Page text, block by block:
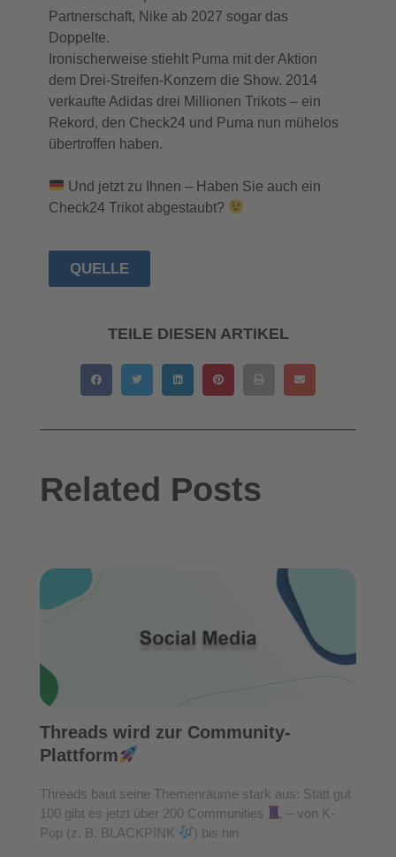
Partnerschaft, Nike ab 2027 sogar das
Doppelte.
Ironischerweise stiehlt Puma mit der Aktion
dem Drei-Streifen-Konzern die Show. 2014
verkaufte Adidas drei Millionen Trikots – ein
Rekord, den Check24 und Puma nun mühelos
übertroffen haben.
Und jetzt zu Ihnen – Haben Sie auch ein
Check24 Trikot abgestaubt?
QUELLE
TEILE DIESEN ARTIKEL
Related Posts
Threads wird zur Community-
Plattform
Threads baut seine Themenräume stark aus: Statt gut
100 gibt es jetzt über 200 Communities
– von K-
Pop (z. B. BLACKPINK
) bis hin